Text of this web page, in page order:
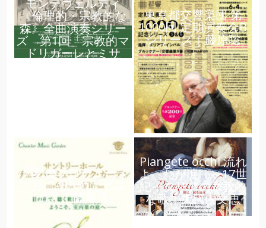
モンテヴェルディ
《倫理的・宗教的な
森》全曲演奏シリー
ズ 第1回「宗教的マ
ドリガーレとミサ
東京都交響楽団 第
1000回 定期演奏会B
シリーズ｜藤原聡
小菅 優プロデュース
《月に憑かれたピエ
ロ》｜藤堂清
Piangete occhi 流れ
よ わが涙 ～17世
紀イタリアの宗教的
な歌｜大河内文恵